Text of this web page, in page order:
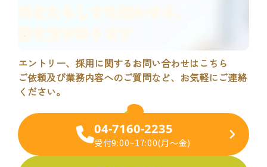
各職種確認用ページ
あなたらしさ
働き方があります
エントリー、採用に関するお問い合わせはこちら
ご依頼及び業務内容へのご質問など、お気軽にご連絡
ください。
04-7160-2235
受付9:00~17:00(月～金)